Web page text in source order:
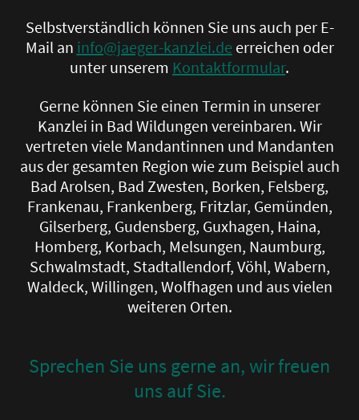
Selbstverständlich können Sie uns auch per E-
Mail an info@jaeger-kanzlei.de erreichen oder
unter unserem Kontaktformular.
Gerne können Sie einen Termin in unserer
Kanzlei in Bad Wildungen vereinbaren. Wir
vertreten viele Mandantinnen und Mandanten
aus der gesamten Region wie zum Beispiel auch
Bad Arolsen, Bad Zwesten, Borken, Felsberg,
Frankenau, Frankenberg, Fritzlar, Gemünden,
Gilserberg, Gudensberg, Guxhagen, Haina,
Homberg, Korbach, Melsungen, Naumburg,
Schwalmstadt, Stadtallendorf, Vöhl, Wabern,
Waldeck, Willingen, Wolfhagen und aus vielen
weiteren Orten.
Sprechen Sie uns gerne an, wir freuen
uns auf Sie.